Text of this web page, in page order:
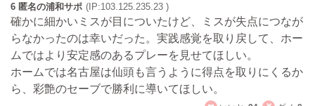
6 匿名の浦和サポ (IP:103.125.235.23 )
確かに細かいミスが目についたけど、ミスが失点につなが
らなかったのは幸いだった。実践感覚を取り戻して、ホー
ムではより安定感のあるプレーを見せてほしい。
ホームでは名古屋は仙頭も言うように得点を取りにくるか
ら、彩艶のセーブで勝利に導いてほしい。